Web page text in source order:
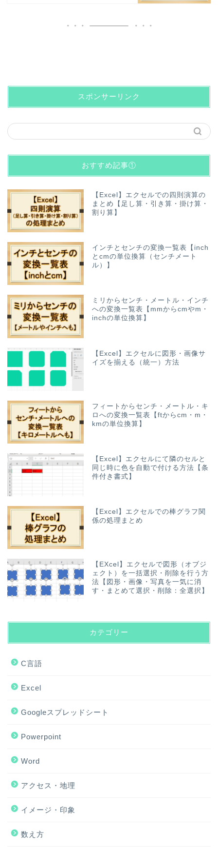
スポンサーリンク
おすすめ記事①
【Excel】エクセルでの四則演算の
まとめ【足し算・引き算・掛け算・
割り算】
インチとセンチの変換一覧表【inch
とcmの単位換算（センチメート
ル）】
ミリからセンチ・メートル・インチ
への変換一覧表【mmからcmやm・
inchの単位換算】
【Excel】エクセルに図形・画像サ
イズを揃える（統一）方法
フィートからセンチ・メートル・キ
ロへの変換一覧表【ftからcm・m・
kmの単位換算】
【Excel】エクセルにて隣のセルと
同じ時に色を自動で付ける方法【条
件付き書式】
【Excel】エクセルでの棒グラフ関
係の処理まとめ
【EXcel】エクセルで図形（オブジ
ェクト）を一括選択・削除を行う方
法【図形・画像・写真を一気に消
す・まとめて選択・削除：全選択】
カテゴリー
C言語
Excel
Googleスプレッドシート
Powerpoint
Word
アクセス・地理
イメージ・印象
数え方